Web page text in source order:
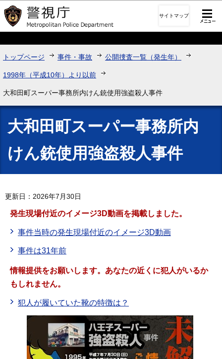
このページの本文へ移動
サイトマップ
トップページ 事件・事故 公開捜査一覧（発生年）
1998年（平成10年）より以前
大和田町スーパー事務所内けん銃使用強盗殺人事件
大和田町スーパー事務所内
けん銃使用強盗殺人事件
更新日：2026年7月30日
発生現場付近のイメージ3D動画を掲載しました。
事件当時の発生現場付近のイメージ3D動画
事件は31年前
情報提供をお願いします。あなたの近くに犯人がいるか
もしれません。
犯人が履いていた靴の特徴は？